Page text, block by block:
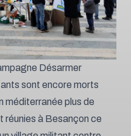
Désarmer
sont encore morts
méditerranée plus de
réunies à Besançon ce